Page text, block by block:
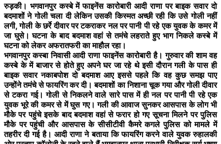
रुड़की। भगवानपुर कस्बे में फाइनेंस कारोबारी आदी राणा पर बाइक सवार दो
बदमाशों ने गोली चला दी लेकिन उसकी किस्मत अच्छी रही कि उसे गोली नहीं
लगी, गोली के छर्रे दीवार पर टकराकर नल पर पानी पी रहे एक युवक के कमर में
जा घुसे। घटना के बाद बदमाश वहां से तमंचे लहराते हुए भाग निकले कस्बे में
घटना को लेकर अफरातफरी का माहौल रहा।
भगवानपुर कस्बा निवासी आदी राणा फाइनेंस कारोबारी है। गुरुवार की शाम वह
कस्बे के में बाजार से होते हुए अपने घर जा रहे थे इसी दौरान गली के पास ही
बाइक सवार नकाबपोश दो बदमाश आए इससे पहले कि वह कुछ समझ पाए
उन्होंने तमंचे से फायरिंग कर दी। बदमाशों का निशाना चूक गया और गोली दीवार
से टकरा गई। गोली से निकलने वाले सारे पास में ही नल पर पानी पी रहे एक
युवक भूरे की कमर से में घुस गए। गली की आवाज सुनकर आसपास के लोग भी
मौके पर पहुंचे इसके बाद बदमाश वहां से फरार हो गए सूचना मिलने पर पुलिस
मौके पर पहुंची और आसपास के सीसीटीवी कैमरे कगले पुलिस को मामले में
तहरीर दी गई है। आदी राणा ने बताया कि फायरिंग करने वाले युवक रुहालकी